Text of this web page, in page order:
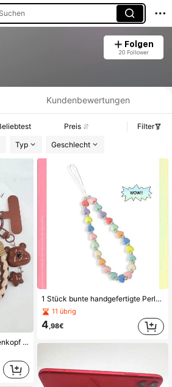
Folgen
20 Follower
Verkaufs- und Lagerbestandsdetails.
Kundenbewertungen
Preis
Filter
Typ Geschlecht
1 Stück Stück Cartoon Bärenkopf Schlüsselanhänger Anhänger Stern handgefertigt geflochten verdreht Handyhülle Lanyard Anhänger, Outdoor langanhaltend und robust
1 Stück bunte handgefertigte Perlen-Handgelenkband-Handyschnur mit Herz, universeller Taschen-Schlüsselanhänger-Anhänger, Handy-Kette, seitliches Aufhängeseil, CCD
11 übrig
4,98€